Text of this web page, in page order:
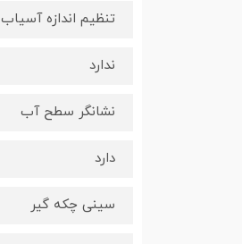
تنظیم اندازه آسیاب
ندارد
نشانگر سطح آب
دارد
سینی چکه گیر